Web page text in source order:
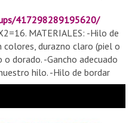
417298289195620/
MATERIALES: -Hilo de
durazno claro (piel o
dorado. -Gancho adecuado
hilo. -Hilo de bordar
y 1mm(boca y ojos) -Pintura
-Cinta aislante